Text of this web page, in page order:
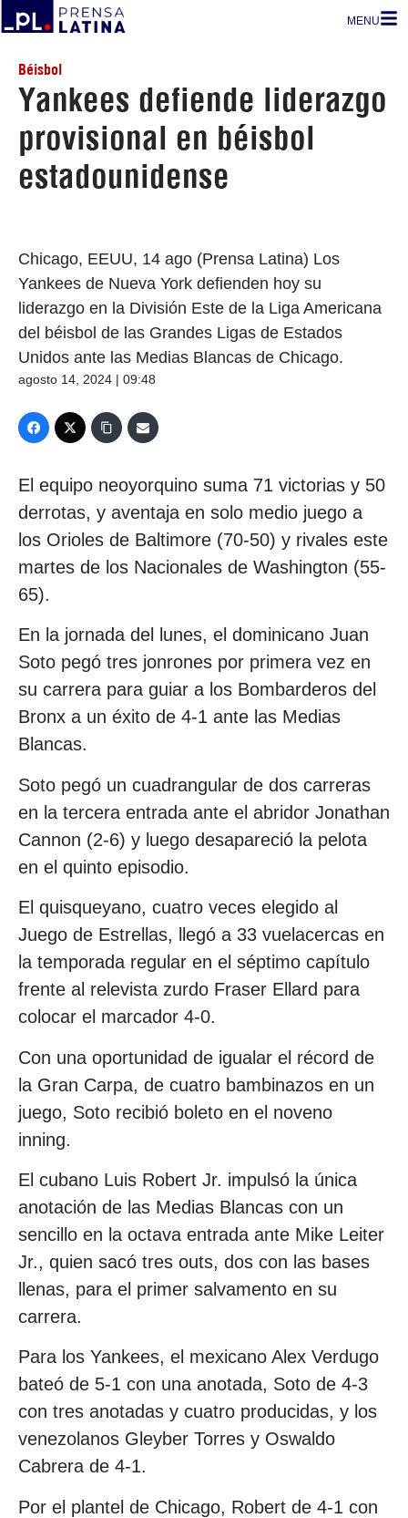
MENU
Béisbol
Yankees defiende liderazgo
provisional en béisbol
estadounidense
Chicago, EEUU, 14 ago (Prensa Latina) Los
Yankees de Nueva York defienden hoy su
liderazgo en la División Este de la Liga Americana
del béisbol de las Grandes Ligas de Estados
Unidos ante las Medias Blancas de Chicago.
agosto 14, 2024 | 09:48
El equipo neoyorquino suma 71 victorias y 50
derrotas, y aventaja en solo medio juego a
los Orioles de Baltimore (70-50) y rivales este
martes de los Nacionales de Washington (55-
65).
En la jornada del lunes, el dominicano Juan
Soto pegó tres jonrones por primera vez en
su carrera para guiar a los Bombarderos del
Bronx a un éxito de 4-1 ante las Medias
Blancas.
Soto pegó un cuadrangular de dos carreras
en la tercera entrada ante el abridor Jonathan
Cannon (2-6) y luego desapareció la pelota
en el quinto episodio.
El quisqueyano, cuatro veces elegido al
Juego de Estrellas, llegó a 33 vuelacercas en
la temporada regular en el séptimo capítulo
frente al relevista zurdo Fraser Ellard para
colocar el marcador 4-0.
Con una oportunidad de igualar el récord de
la Gran Carpa, de cuatro bambinazos en un
juego, Soto recibió boleto en el noveno
inning.
El cubano Luis Robert Jr. impulsó la única
anotación de las Medias Blancas con un
sencillo en la octava entrada ante Mike Leiter
Jr., quien sacó tres outs, dos con las bases
llenas, para el primer salvamento en su
carrera.
Para los Yankees, el mexicano Alex Verdugo
bateó de 5-1 con una anotada, Soto de 4-3
con tres anotadas y cuatro producidas, y los
venezolanos Gleyber Torres y Oswaldo
Cabrera de 4-1.
Por el plantel de Chicago, Robert de 4-1 con